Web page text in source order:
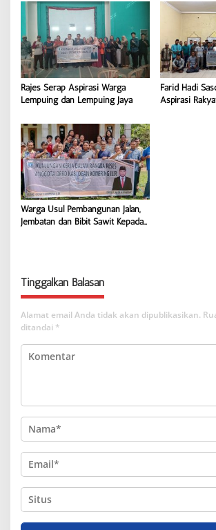
Rajes Serap Aspirasi Warga
Lempuing dan Lempuing Jaya
Farid Hadi
Aspirasi
Warga Usul Pembangunan Jalan,
Jembatan dan Bibit Sawit Kepada
Tinggalkan Balasan
Alamat email Anda tidak akan dipublikasikan.
ditandai *